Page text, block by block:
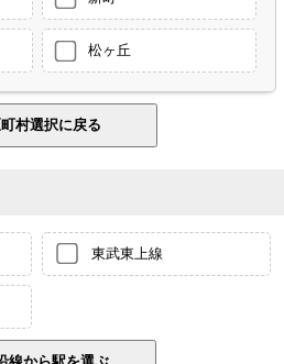
松ヶ丘
東武東上線